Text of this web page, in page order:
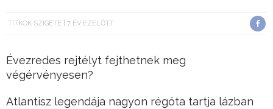
TITKOK SZIGETE 7 ÉV EZELŐTT
Évezredes rejtélyt fejthetnek meg
végérvényesen?
Atlantisz legendája nagyon régóta tartja lázban